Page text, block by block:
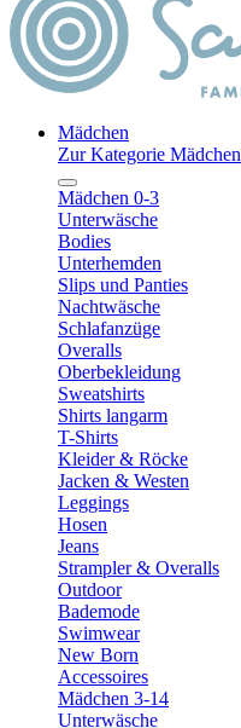
Mädchen
Zur Kategorie Mädchen
Mädchen 0-3
Unterwäsche
Bodies
Unterhemden
Slips und Panties
Nachtwäsche
Schlafanzüge
Overalls
Oberbekleidung
Sweatshirts
Shirts langarm
T-Shirts
Kleider & Röcke
Jacken & Westen
Leggings
Hosen
Jeans
Strampler & Overalls
Outdoor
Bademode
Swimwear
New Born
Accessoires
Mädchen 3-14
Unterwäsche